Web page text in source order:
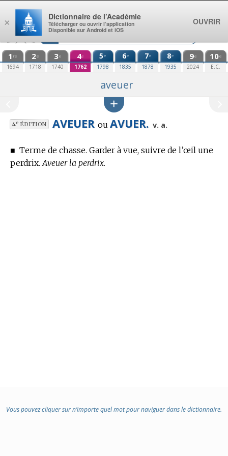
Aller au contenu
1 re
1694
2e
1718
3e
1740
4e
1762
5e
1798
6e
1835
7e
1878
8e
1935
9e
2024
10e
E.C.
aveuer
4eÉDITION AVEUER ouAVUER. v. a.
■ Terme de chasse. Garder à vue, suivre de l’œil une
perdrix. Aveuer la perdrix.
Vous pouvez cliquer sur n’importe quel mot pour naviguer dans le dictionnaire.
×
Dictionnaire de l’Académie
Télécharger ou ouvrir l’application
Disponible sur Android et iOS
OUVRIR